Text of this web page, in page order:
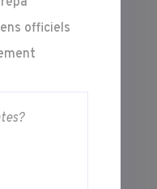
officiels